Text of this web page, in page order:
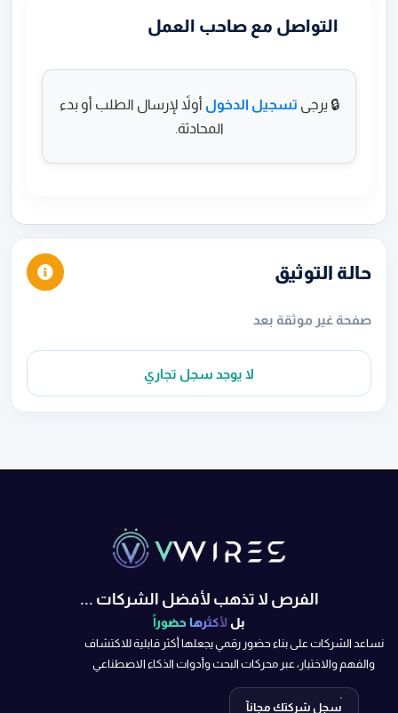
التواصل مع صاحب العمل
🔒 يرجى تسجيل الدخول أولاً لإرسال الطلب أو بدء
المحادثة.
حالة التوثيق
صفحة غير موثقة بعد
لا يوجد سجل تجاري
الفرص لا تذهب لأفضل الشركات ...
بل لأكثرها حضوراً
نساعد الشركات على بناء حضور رقمي يجعلها أكثر قابلية للاكتشاف
والفهم والاختيار، عبر محركات البحث وأدوات الذكاء الاصطناعي
سجل شركتك مجانآ